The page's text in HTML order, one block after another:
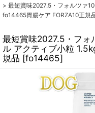
> 最短賞味2027.5・フォルツァ
fo14465胃腸ケア FORZA10正規
最短賞味2027.5・フォ
ル アクティブ小粒
規品 [fo14465]